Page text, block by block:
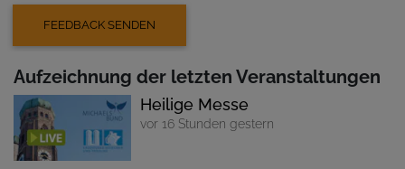
Aufzeichnung der letzten Veranstaltungen
Heilige Messe
vor 16 Stunden gestern